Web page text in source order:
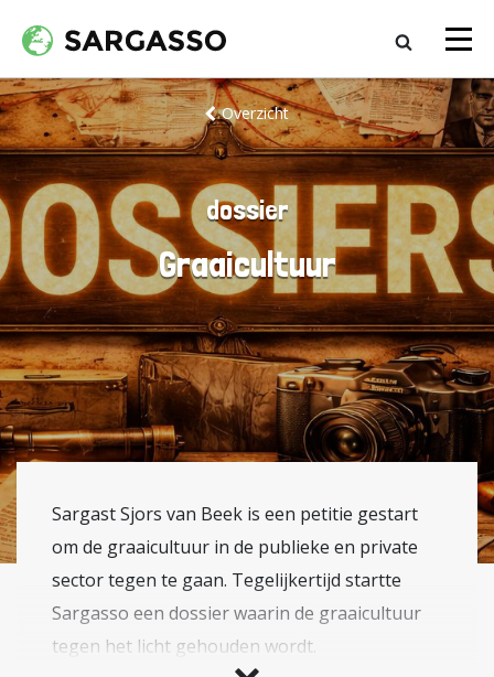
Overzicht
dossier
Graaicultuur
Sargast Sjors van Beek is een petitie gestart
om de graaicultuur in de publieke en private
sector tegen te gaan. Tegelijkertijd startte
Sargasso een dossier waarin de graaicultuur
tegen het licht gehouden wordt.